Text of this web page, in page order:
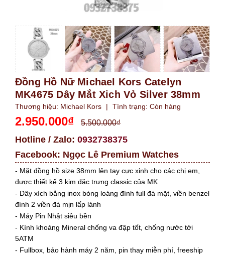
Đồng Hồ Nữ Michael Kors Catelyn
MK4675 Dây Mắt Xich Vỏ Silver 38mm
Thương hiệu: Michael Kors | Tình trạng: Còn hàng
2.950.000₫ 5.500.000₫
Hotline / Zalo: 0932738375
Facebook: Ngọc Lê Premium Watches
- Mặt đồng hồ size 38mm lên tay cực xinh cho các chị em,
được thiết kế 3 kim đặc trưng classic của MK
- Dây xích bằng inox bóng loáng đính full đá mặt, viền benzel
đính 2 viền đá mịn lấp lánh
- Máy Pin Nhật siêu bền
- Kính khoáng Mineral chống va đập tốt, chống nước tới
5ATM
- Fullbox, bảo hành máy 2 năm, pin thay miễn phí, freeship